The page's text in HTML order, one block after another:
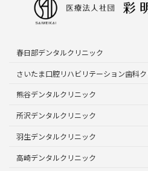
春日部デンタルクリニック
さいたま口腔リハビリテーション歯科
熊谷デンタルクリニック
所沢デンタルクリニック
羽生デンタルクリニック
高崎デンタルクリニック